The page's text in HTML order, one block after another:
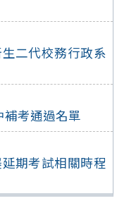
二代校務行政系
補考通過名單
期考試相關時程